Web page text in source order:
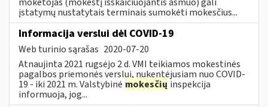
įstatymų nustatytais terminais sumokėti mokesčius...
Informacija verslui dėl COVID-19
Web turinio sąrašas 2020-07-20
Atnaujinta 2021 rugsėjo 2 d. VMI teikiamos mokestinės
pagalbos priemonės verslui, nukentėjusiam nuo COVID-
19 - iki 2021 m. Valstybinė mokesčių inspekcija
informuoja, jog...